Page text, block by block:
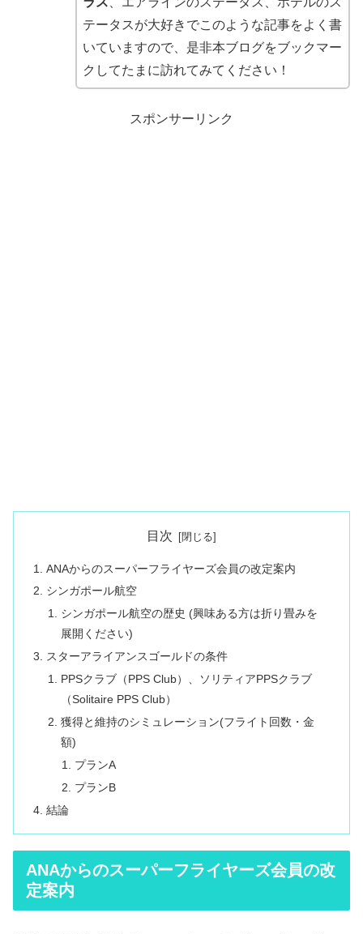
テータスが大好きでこのような記事をよく書
いていますので、是非本ブログをブックマー
クしてたまに訪れてみてください！
スポンサーリンク
目次
ANAからのスーパーフライヤーズ会員の改定案内
シンガポール航空
シンガポール航空の歴史 (興味ある方は折り畳みを
展開ください)
スターアライアンスゴールドの条件
PPSクラブ（PPS Club）、ソリティアPPSクラブ
（Solitaire PPS Club）
獲得と維持のシミュレーション(フライト回数・金
額)
プランA
プランB
結論
ANAからのスーパーフライヤーズ会員の改
定案内